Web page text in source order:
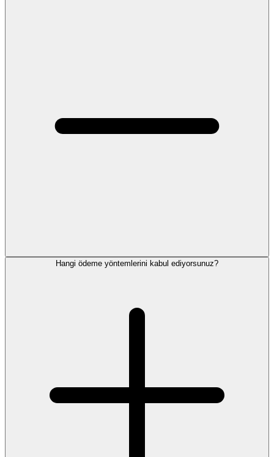
Hangi ödeme yöntemlerini kabul ediyorsunuz?